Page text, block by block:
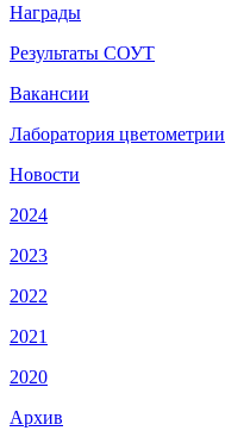
Награды
Результаты СОУТ
Вакансии
Лаборатория цветометрии
Новости
2024
2023
2022
2021
2020
Архив